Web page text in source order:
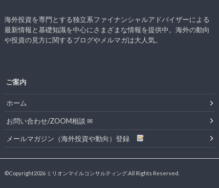
海外投資を専門とする独立系ファイナンシャルアドバイザーによる
最新情報と基礎知識を中心にさまざまな情報を提供中。海外の動向
や投資の見方に関するブログやメルマガは大人気。
ご案内
ホーム
お問い合わせ/ZOOM相談 ✉
メールマガジン（海外投資や動向）登録
©Copyright2026 ミリオンマイルコンサルティング.All Rights Reserved.